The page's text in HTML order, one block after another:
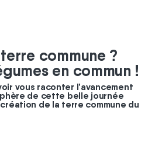
commune ?
en commun !
vous raconter l’avancement
de cette belle journée
de la terre commune du